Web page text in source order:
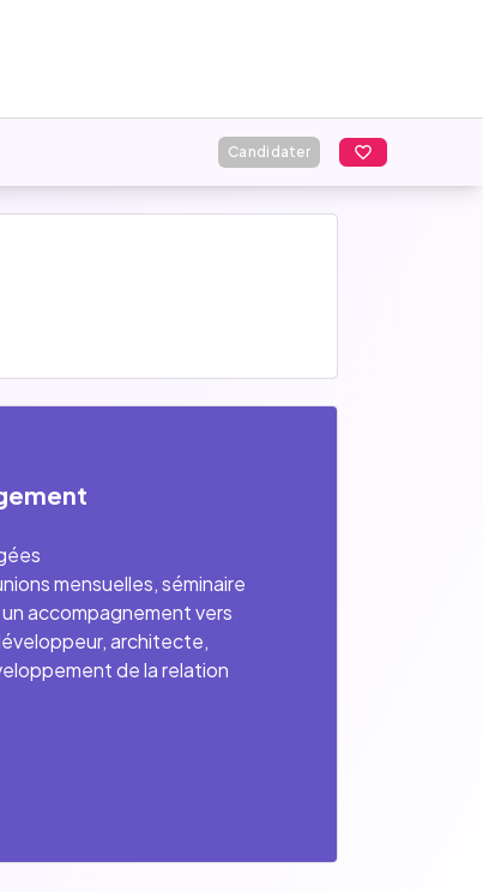
Candidater
mensuelles, séminaire
accompagnement vers
architecte,
de la relation